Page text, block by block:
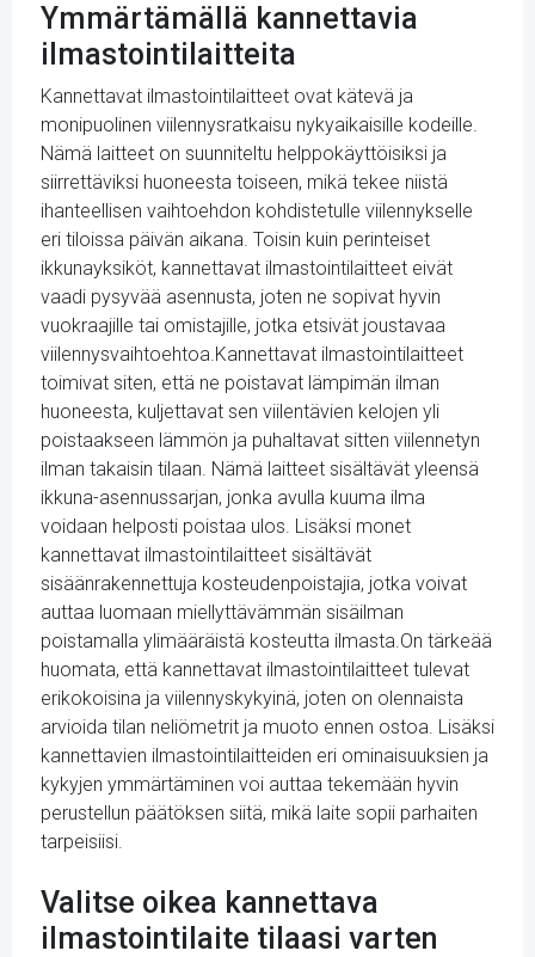
Ymmärtämällä kannettavia
ilmastointilaitteita
Kannettavat ilmastointilaitteet ovat kätevä ja
monipuolinen viilennysratkaisu nykyaikaisille kodeille.
Nämä laitteet on suunniteltu helppokäyttöisiksi ja
siirrettäviksi huoneesta toiseen, mikä tekee niistä
ihanteellisen vaihtoehdon kohdistetulle viilennykselle
eri tiloissa päivän aikana. Toisin kuin perinteiset
ikkunayksiköt, kannettavat ilmastointilaitteet eivät
vaadi pysyvää asennusta, joten ne sopivat hyvin
vuokraajille tai omistajille, jotka etsivät joustavaa
viilennysvaihtoehtoa.Kannettavat ilmastointilaitteet
toimivat siten, että ne poistavat lämpimän ilman
huoneesta, kuljettavat sen viilentävien kelojen yli
poistaakseen lämmön ja puhaltavat sitten viilennetyn
ilman takaisin tilaan. Nämä laitteet sisältävät yleensä
ikkuna-asennussarjan, jonka avulla kuuma ilma
voidaan helposti poistaa ulos. Lisäksi monet
kannettavat ilmastointilaitteet sisältävät
sisäänrakennettuja kosteudenpoistajia, jotka voivat
auttaa luomaan miellyttävämmän sisäilman
poistamalla ylimääräistä kosteutta ilmasta.On tärkeää
huomata, että kannettavat ilmastointilaitteet tulevat
erikokoisina ja viilennyskykyinä, joten on olennaista
arvioida tilan neliömetrit ja muoto ennen ostoa. Lisäksi
kannettavien ilmastointilaitteiden eri ominaisuuksien ja
kykyjen ymmärtäminen voi auttaa tekemään hyvin
perustellun päätöksen siitä, mikä laite sopii parhaiten
tarpeisiisi.
Valitse oikea kannettava
ilmastointilaite tilaasi varten